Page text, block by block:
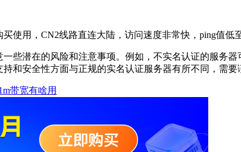
用，CN2线路直连大陆，访问速度非常快，ping值低
潜在的风险和注意事项。例如，不实名认证的服务器
和安全性方面与正规的实名认证服务器有所不同，需要
带宽有啥用